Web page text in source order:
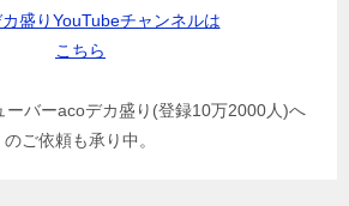
盛りYouTubeチャンネルは
こちら
ーバーacoデカ盛り(登録10万2000人)へ
のご依頼も承り中。